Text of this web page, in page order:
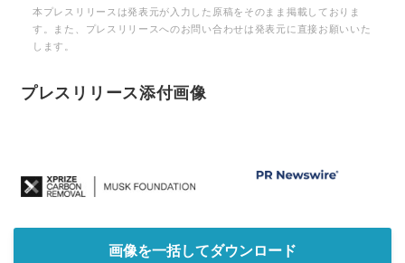
本プレスリリースは発表元が入力した原稿をそのまま掲載しておりま
す。また、プレスリリースへのお問い合わせは発表元に直接お願いいた
します。
プレスリリース添付画像
画像を一括してダウンロード